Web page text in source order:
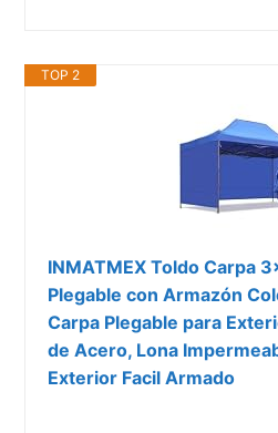
TOP 2
INMATMEX Toldo Carpa
Plegable con Armazón
Carpa Plegable para
de Acero, Lona
Exterior Facil Armado